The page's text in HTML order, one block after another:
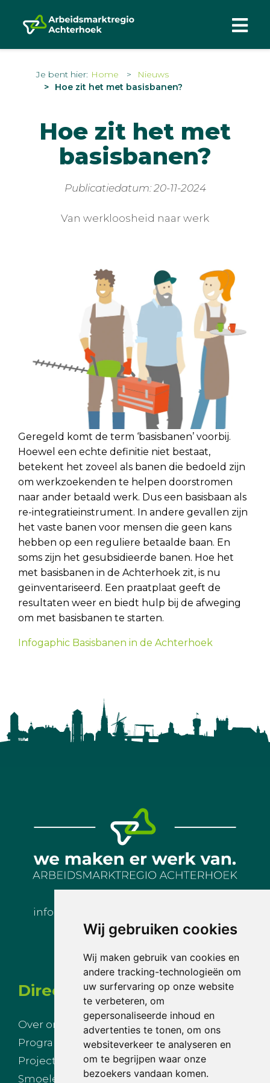
Wij gebruiken cookies
Wij maken gebruik van cookies en
andere tracking-technologieën om
uw surfervaring op onze website
te verbeteren, om
gepersonaliseerde inhoud en
advertenties te tonen, om ons
websiteverkeer te analyseren en
om te begrijpen waar onze
bezoekers vandaan komen.
Je bent hier: Home
Nieuws
Hoe zit het met basisbanen?
Hoe zit het met
basisbanen?
Publicatiedatum: 20-11-2024
Van werkloosheid naar werk
Geregeld komt de term ‘basisbanen’ voorbij.
Hoewel een echte definitie niet bestaat,
betekent het zoveel als banen die bedoeld zijn
om werkzoekenden te helpen doorstromen
naar ander betaald werk. Dus een basisbaan als
re-integratieinstrument. In andere gevallen zijn
het vaste banen voor mensen die geen kans
hebben op een reguliere betaalde baan. En
soms zijn het gesubsidieerde banen. Hoe het
met basisbanen in de Achterhoek zit, is nu
geïnventariseerd. Een praatplaat geeft de
resultaten weer en biedt hulp bij de afweging
om met basisbanen te starten.
Infogaphic Basisbanen in de Achterhoek
info@arbeidsmarktregioachterhoek.nl
Direct naar
Over ons
Programmalijnen
Projecten
Smoelenboek
Nieuws
Agenda
Inloggen
Privacy